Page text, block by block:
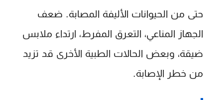
حتى من الحيوانات الأليفة المصابة. ضعف
الجهاز المناعي، التعرق المفرط، ارتداء ملابس
ضيقة، وبعض الحالات الطبية الأخرى قد تزيد
من خطر الإصابة.